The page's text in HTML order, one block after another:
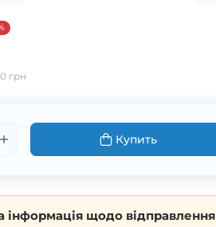
грн
Купить
інформація щодо відправлення